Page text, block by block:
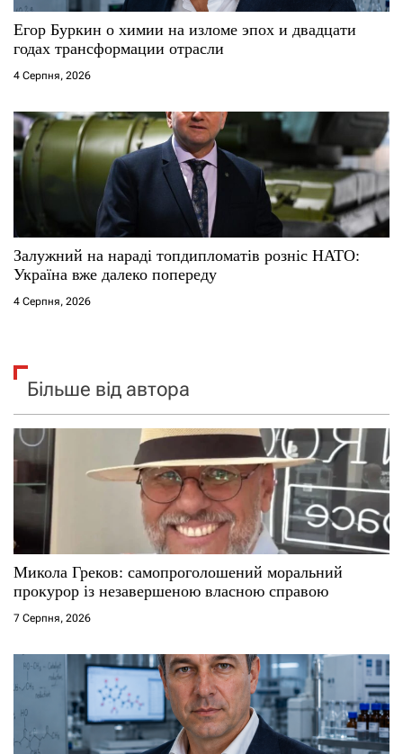
Егор Буркин о химии на изломе эпох и двадцати
годах трансформации отрасли
4 Серпня, 2026
Залужний на нараді топдипломатів розніс НАТО:
Україна вже далеко попереду
4 Серпня, 2026
Більше від автора
Микола Греков: самопроголошений моральний
прокурор із незавершеною власною справою
7 Серпня, 2026